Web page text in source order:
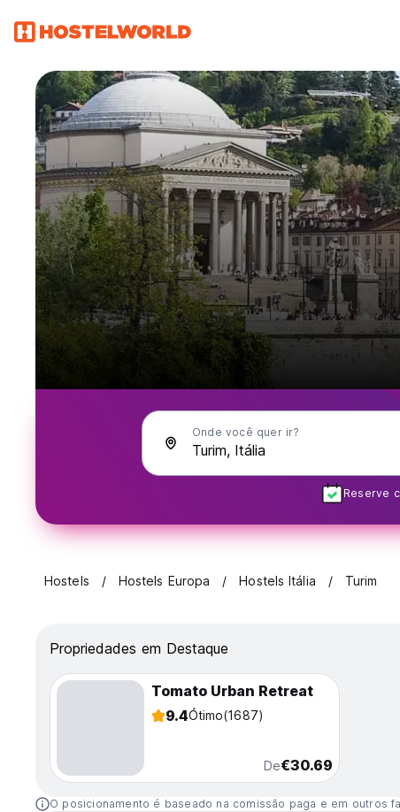
Onde você quer ir?
Reserve
Hostels Hostels Europa Hostels Itália Turim
Propriedades em Destaque
Tomato Urban Retreat
9.4Ótimo(1687)
De€30.69
O posicionamento é baseado na comissão paga e em outros